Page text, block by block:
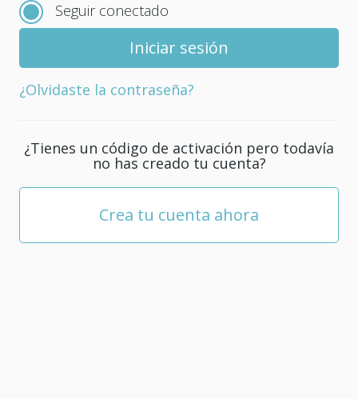
contraseña
para
cuenta;
debe
menos
caracteres.
Seguir conectado
¿Olvidaste la contraseña?
¿Tienes un código de activación pero todavía
no has creado tu cuenta?
Crea tu cuenta ahora